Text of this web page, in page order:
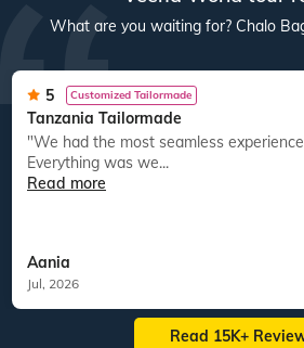
What are you waiting for? Chalo
5 Customized Tailormade
Tanzania Tailormade
"We had the most seamless experience.
Everything was we...
Read more
Aania
Jul, 2026
Read 15K+